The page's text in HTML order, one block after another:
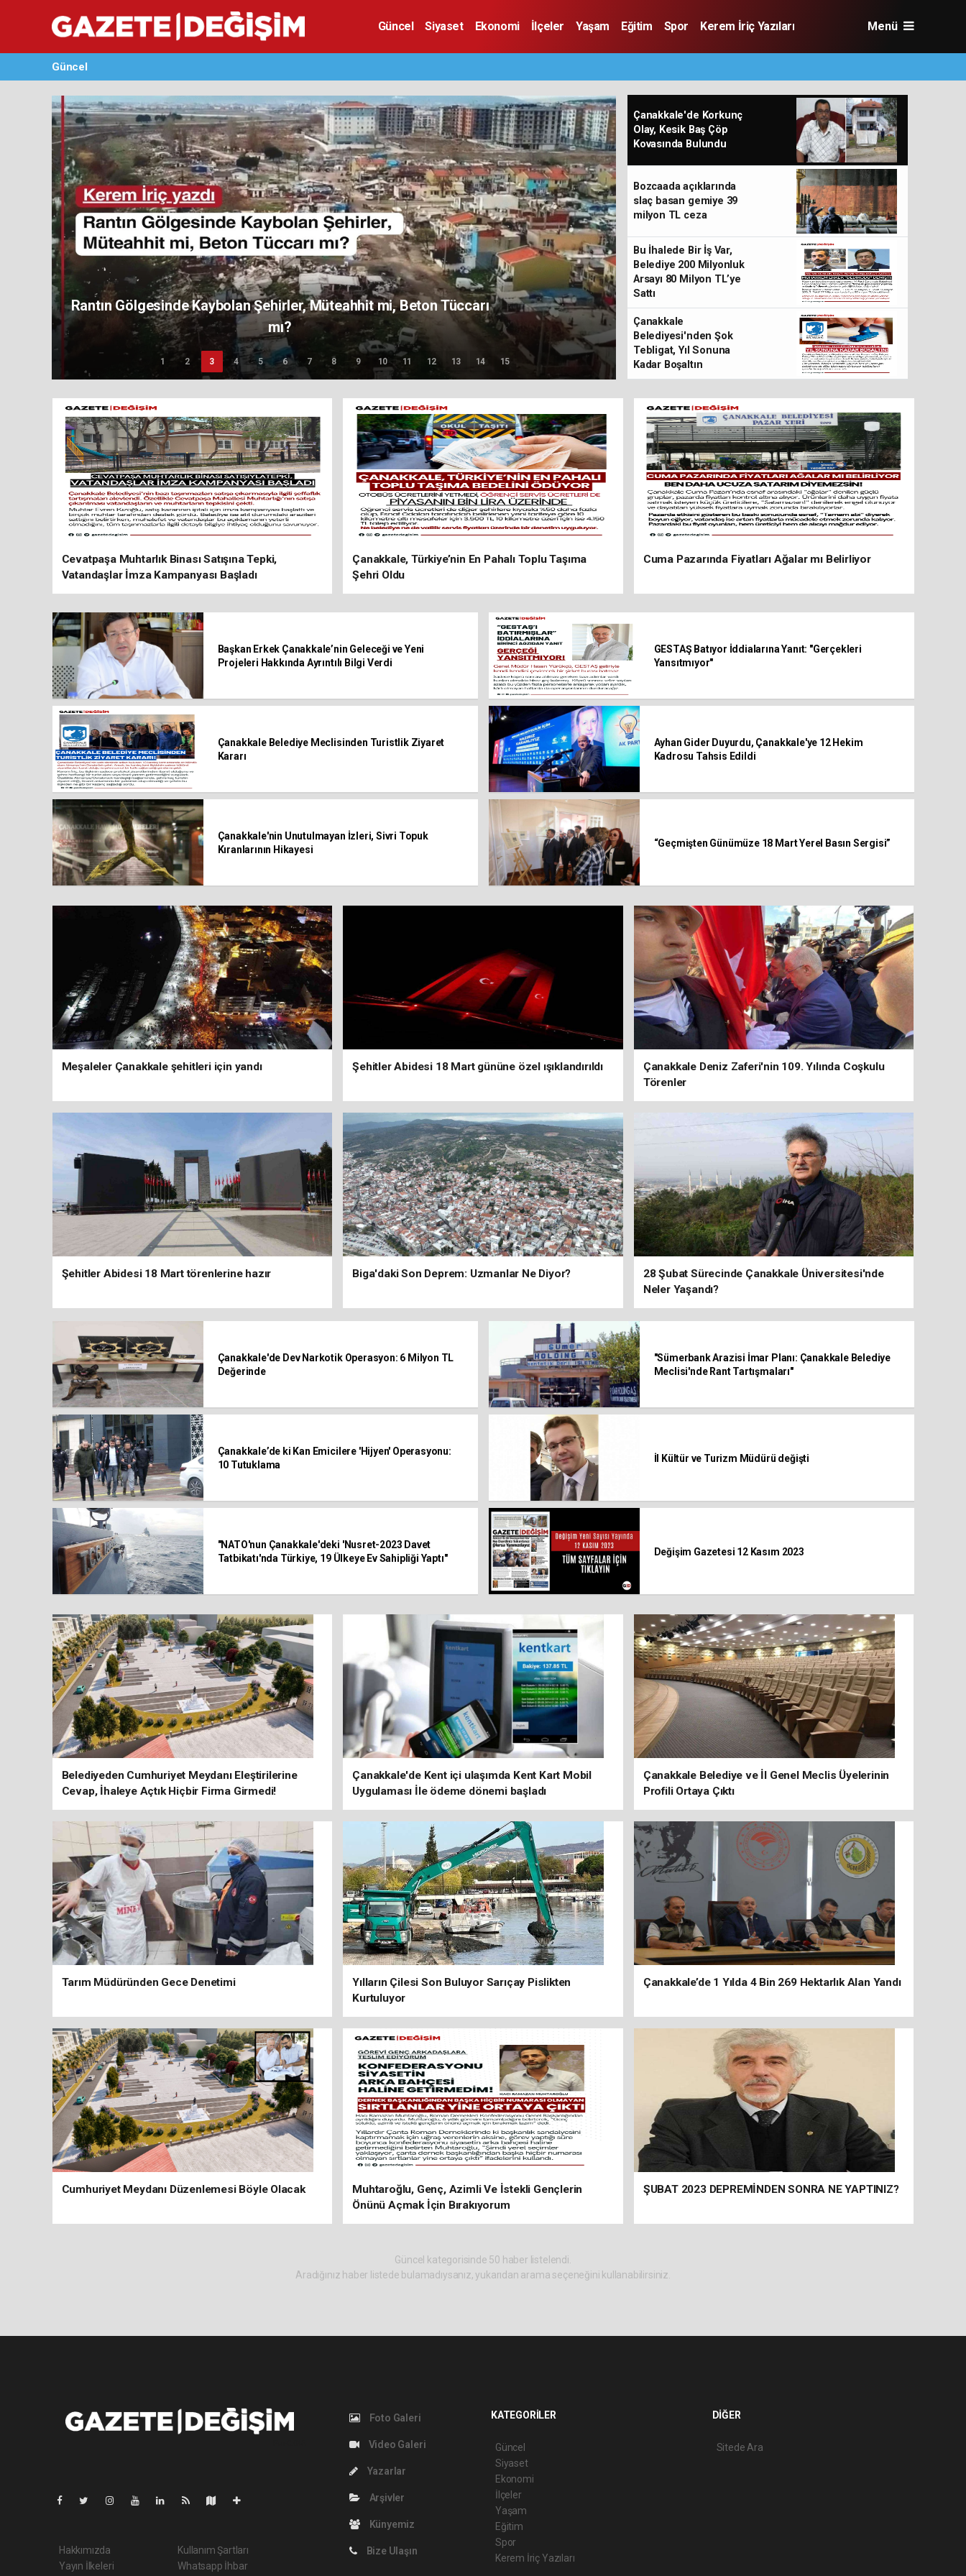
Güncel Siyaset Ekonomi İlçeler Yaşam Eğitim Spor Kerem İriç Yazıları Menü
Güncel
Rantın Gölgesinde Kaybolan Şehirler, Müteahhit mi, Beton Tüccarı
mı?
ÇOMÜ’de öğrencilik kaydı için sistemde usulsüzlük
tutuklandı
1 2 3 4 5 6 7 8 9 10 11 12 13 14 15
Çanakkale'de Korkunç
Olay, Kesik Baş Çöp
Kovasında Bulundu
Bozcaada açıklarında
slaç basan gemiye 39
milyon TL ceza
Bu İhalede Bir İş Var,
Belediye 200 Milyonluk
Arsayı 80 Milyon TL’ye
Sattı
Çanakkale
Belediyesi'nden Şok
Tebligat, Yıl Sonuna
Kadar Boşaltın
Cevatpaşa Muhtarlık Binası Satışına Tepki,
Vatandaşlar İmza Kampanyası Başladı
Çanakkale, Türkiye’nin En Pahalı Toplu Taşıma
Şehri Oldu
Cuma Pazarında Fiyatları Ağalar mı Belirliyor
Başkan Erkek Çanakkale’nin Geleceği ve Yeni
Projeleri Hakkında Ayrıntılı Bilgi Verdi
GESTAŞ Batıyor İddialarına Yanıt: "Gerçekleri
Yansıtmıyor"
Çanakkale Belediye Meclisinden Turistlik Ziyaret
Kararı
Ayhan Gider Duyurdu, Çanakkale'ye 12 Hekim
Kadrosu Tahsis Edildi
Çanakkale'nin Unutulmayan İzleri, Sivri Topuk
Kıranlarının Hikayesi
“Geçmişten Günümüze 18 Mart Yerel Basın Sergisi”
Meşaleler Çanakkale şehitleri için yandı Şehitler Abidesi 18 Mart gününe özel ışıklandırıldı
Çanakkale Deniz Zaferi'nin 109. Yılında Coşkulu
Törenler
Şehitler Abidesi 18 Mart törenlerine hazır Biga'daki Son Deprem: Uzmanlar Ne Diyor?
28 Şubat Sürecinde Çanakkale Üniversitesi'nde
Neler Yaşandı?
Çanakkale'de Dev Narkotik Operasyon: 6 Milyon TL
Değerinde
"Sümerbank Arazisi İmar Planı: Çanakkale Belediye
Meclisi'nde Rant Tartışmaları"
Çanakkale’de ki Kan Emicilere 'Hijyen' Operasyonu:
10 Tutuklama
İl Kültür ve Turizm Müdürü değişti
"NATO'nun Çanakkale'deki 'Nusret-2023 Davet
Tatbikatı'nda Türkiye, 19 Ülkeye Ev Sahipliği Yaptı"
Değişim Gazetesi 12 Kasım 2023
Belediyeden Cumhuriyet Meydanı Eleştirilerine
Cevap, İhaleye Açtık Hiçbir Firma Girmedi!
Çanakkale'de Kent içi ulaşımda Kent Kart Mobil
Uygulaması İle ödeme dönemi başladı
Çanakkale Belediye ve İl Genel Meclis Üyelerinin
Profili Ortaya Çıktı
Tarım Müdüründen Gece Denetimi
Yılların Çilesi Son Buluyor Sarıçay Pislikten
Kurtuluyor
Çanakkale’de 1 Yılda 4 Bin 269 Hektarlık Alan Yandı
Cumhuriyet Meydanı Düzenlemesi Böyle Olacak
Muhtaroğlu, Genç, Azimli Ve İstekli Gençlerin
Önünü Açmak İçin Bırakıyorum
ŞUBAT 2023 DEPREMİNDEN SONRA NE YAPTINIZ?
Güncel kategorisinde 50 haber listelendi.
Aradığınız haber listede bulamadıysanız, yukarıdan arama seçeneğini kullanabilirsiniz.
Hakkımızda
Yayın İlkeleri
Kullanım Şartları
Whatsapp İhbar
Foto Galeri
Video Galeri
Yazarlar
Arşivler
Künyemiz
Bize Ulaşın
KATEGORİLER
Güncel
Siyaset
Ekonomi
İlçeler
Yaşam
Eğitim
Spor
Kerem İriç Yazıları
DİĞER
Sitede Ara